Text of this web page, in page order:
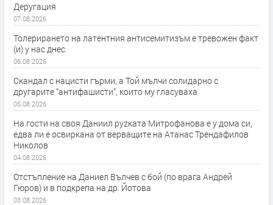
Деругация
07.08.2026
Толерирането на латентния антисемитизъм е тревожен факт
(и) у нас днес
06.08.2026
Скандал с нацисти гърми, а Той мълчи солидарно с
другарите “антифашисти”, които му гласуваха
05.08.2026
На гости на своя Даниил руzката Митрофанова е у дома си,
едва ли е освиркана от верващите на Атанас Трендафилов
Николов
04.08.2026
Отстъпление на Даниел Вълчев с бой (по врага Андрей
Гюров) и в подкрепа на др. Йотова
03.08.2026